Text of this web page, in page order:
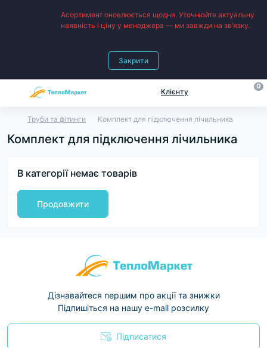
Асортимент оновлюється щодня. Уточнюйте актуальну
наявність і ціну у менеджера — ми завжди на зв’язку.
Закрити
Клієнту
0
Труби та фітинги Комплект для підключення лічильника
Комплект для підключення лічильника
В категорії немає товарів
Продовжити
Дізнавайтеся першим про акції та знижки
Підпишіться на нашу e-mail розсилку
Підписатися